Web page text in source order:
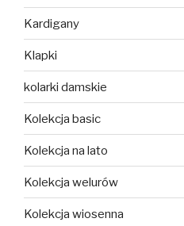
Kardigany
Klapki
kolarki damskie
Kolekcja basic
Kolekcja na lato
Kolekcja welurów
Kolekcja wiosenna